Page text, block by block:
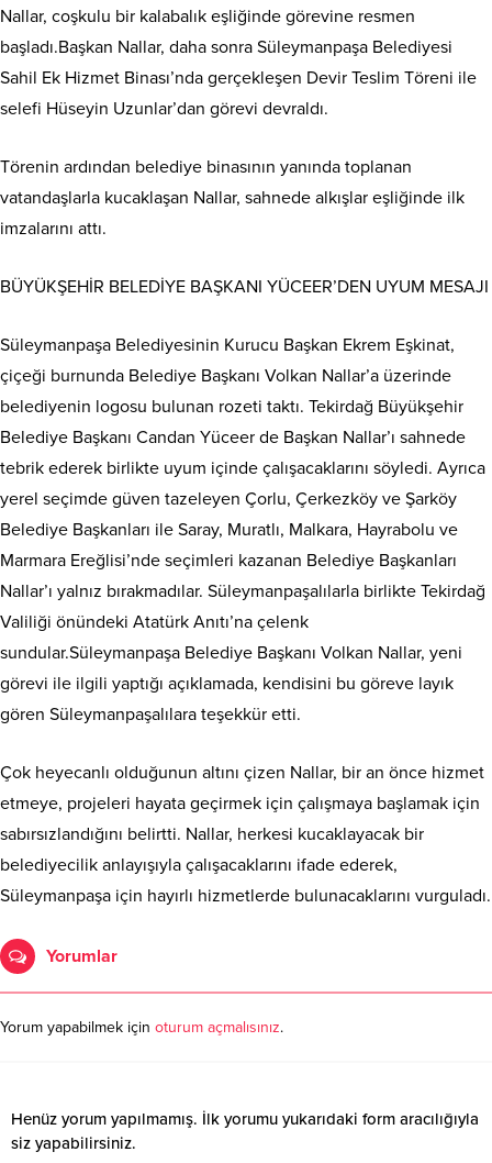
Nallar, coşkulu bir kalabalık eşliğinde görevine resmen
başladı.Başkan Nallar, daha sonra Süleymanpaşa Belediyesi
Sahil Ek Hizmet Binası’nda gerçekleşen Devir Teslim Töreni ile
selefi Hüseyin Uzunlar’dan görevi devraldı.
Törenin ardından belediye binasının yanında toplanan
vatandaşlarla kucaklaşan Nallar, sahnede alkışlar eşliğinde ilk
imzalarını attı.
BÜYÜKŞEHİR BELEDİYE BAŞKANI YÜCEER’DEN UYUM MESAJI
Süleymanpaşa Belediyesinin Kurucu Başkan Ekrem Eşkinat,
çiçeği burnunda Belediye Başkanı Volkan Nallar’a üzerinde
belediyenin logosu bulunan rozeti taktı. Tekirdağ Büyükşehir
Belediye Başkanı Candan Yüceer de Başkan Nallar’ı sahnede
tebrik ederek birlikte uyum içinde çalışacaklarını söyledi. Ayrıca
yerel seçimde güven tazeleyen Çorlu, Çerkezköy ve Şarköy
Belediye Başkanları ile Saray, Muratlı, Malkara, Hayrabolu ve
Marmara Ereğlisi’nde seçimleri kazanan Belediye Başkanları
Nallar’ı yalnız bırakmadılar. Süleymanpaşalılarla birlikte Tekirdağ
Valiliği önündeki Atatürk Anıtı’na çelenk
sundular.Süleymanpaşa Belediye Başkanı Volkan Nallar, yeni
görevi ile ilgili yaptığı açıklamada, kendisini bu göreve layık
gören Süleymanpaşalılara teşekkür etti.
Çok heyecanlı olduğunun altını çizen Nallar, bir an önce hizmet
etmeye, projeleri hayata geçirmek için çalışmaya başlamak için
sabırsızlandığını belirtti. Nallar, herkesi kucaklayacak bir
belediyecilik anlayışıyla çalışacaklarını ifade ederek,
Süleymanpaşa için hayırlı hizmetlerde bulunacaklarını vurguladı.
Yorumlar
Yorum yapabilmek için oturum açmalısınız.
Henüz yorum yapılmamış. İlk yorumu yukarıdaki form aracılığıyla
siz yapabilirsiniz.